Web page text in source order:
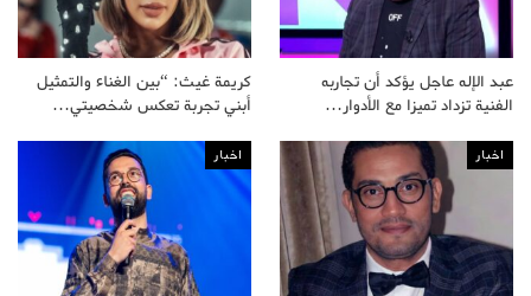
عبد الإله عاجل يؤكد أن تجاربه
الفنية تزداد تميزا مع الأدوار…
كريمة غيث: “بين الغناء والتمثيل
أبني تجربة تعكس شخصيتي…
اخبار اخبار